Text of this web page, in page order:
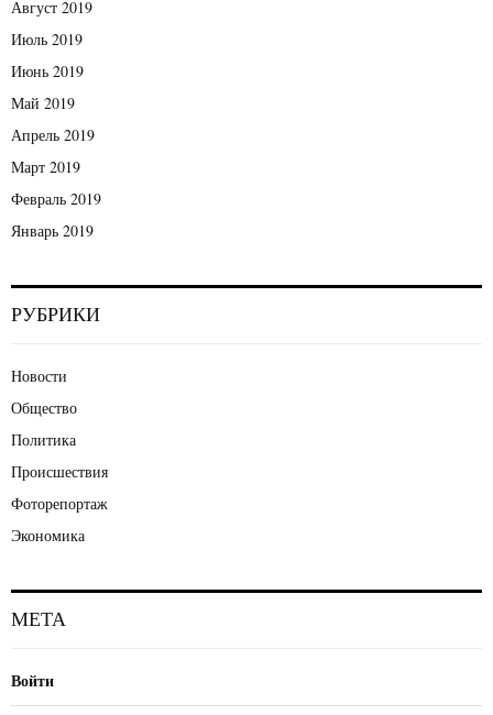
Август 2019
Июль 2019
Июнь 2019
Май 2019
Апрель 2019
Март 2019
Февраль 2019
Январь 2019
РУБРИКИ
Новости
Общество
Политика
Происшествия
Фоторепортаж
Экономика
МЕТА
Войти